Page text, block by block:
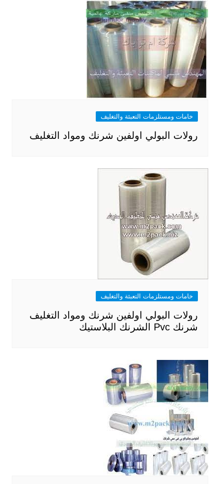
خامات ومستلزمات التعبئة والتغليف
رولات البولي اولفين شرنك ومواد التغليف
خامات ومستلزمات التعبئة والتغليف
رولات البولي اولفين شرنك ومواد التغليف
شرنك Pvc الشرنك البلاستيك